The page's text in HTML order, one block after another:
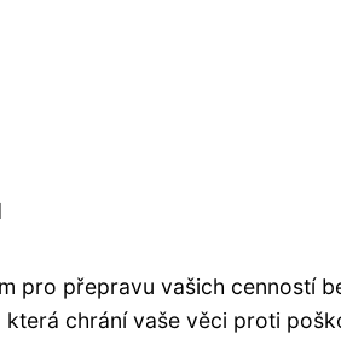
pro přepravu vašich cenností
chrání vaše věci proti